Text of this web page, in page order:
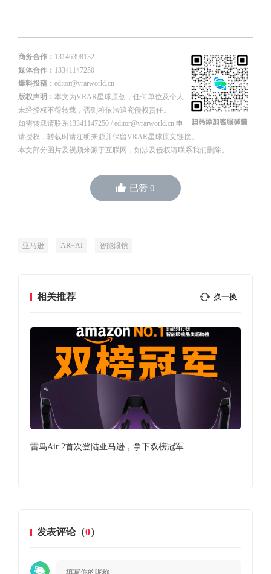
商务合作： 13146398132
媒体合作： 13341147250
爆料投稿： editor@vrarworld.cn
版权声明： 本文为VRAR星球原创，任何单位及个人
未经授权不得转载，否则将依法追究侵权责任。
如需转载请联系13341147250 / editor@vrarworld.cn 申
请授权，转载时请注明来源并保留VRAR星球原文链接。
本文部分图片及视频来源于互联网，如涉及侵权请联系我们删除。
已赞 0
亚马逊 AR+AI 智能眼镜
相关推荐 换一换
雷鸟Air 2首次登陆亚马逊，拿下双榜冠军
发表评论（0）